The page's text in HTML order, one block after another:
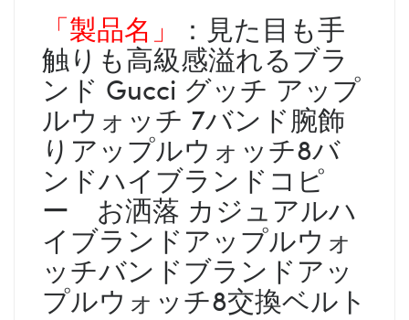
「製品名」 ：見た目も手
触りも高級感溢れるブラ
ンド Gucci グッチ アップ
ルウォッチ 7バンド腕飾
りアップルウォッチ8バ
ンドハイブランドコピ
ー お洒落 カジュアルハ
イブランドアップルウォ
ッチバンドブランドアッ
プルウォッチ8交換ベルト